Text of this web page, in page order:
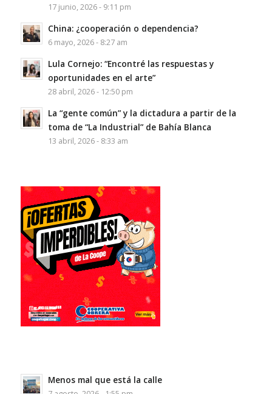
17 junio, 2026 - 9:11 pm
China: ¿cooperación o dependencia?
6 mayo, 2026 - 8:27 am
Lula Cornejo: “Encontré las respuestas y
oportunidades en el arte”
28 abril, 2026 - 12:50 pm
La “gente común” y la dictadura a partir de la
toma de “La Industrial” de Bahía Blanca
13 abril, 2026 - 8:33 am
Menos mal que está la calle